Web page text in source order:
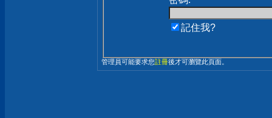
記住我?
管理員可能要求您註冊後才可瀏覽此頁面。